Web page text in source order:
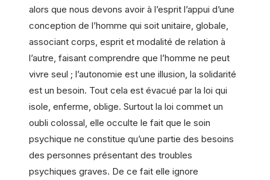
alors que nous devons avoir à l’esprit l’appui d’une
conception de l’homme qui soit unitaire, globale,
associant corps, esprit et modalité de relation à
l’autre, faisant comprendre que l’homme ne peut
vivre seul ; l’autonomie est une illusion, la solidarité
est un besoin. Tout cela est évacué par la loi qui
isole, enferme, oblige. Surtout la loi commet un
oubli colossal, elle occulte le fait que le soin
psychique ne constitue qu’une partie des besoins
des personnes présentant des troubles
psychiques graves. De ce fait elle ignore